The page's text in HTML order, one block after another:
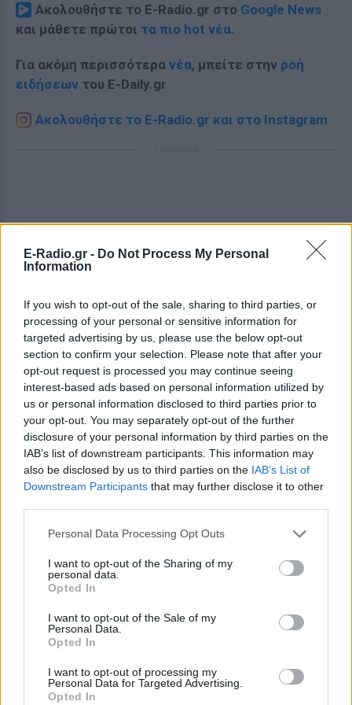
E-Radio.gr - Do Not Process My Personal
Information
If you wish to opt-out of the sale, sharing to third parties, or
processing of your personal or sensitive information for
targeted advertising by us, please use the below opt-out
section to confirm your selection. Please note that after your
opt-out request is processed you may continue seeing
interest-based ads based on personal information utilized by
us or personal information disclosed to third parties prior to
your opt-out. You may separately opt-out of the further
disclosure of your personal information by third parties on the
IAB’s list of downstream participants. This information may
also be disclosed by us to third parties on the IAB’s List of
Downstream Participants that may further disclose it to other
Personal Data Processing Opt Outs
I want to opt-out of the Sharing of my
personal data.
Opted In
I want to opt-out of the Sale of my
Personal Data.
Opted In
I want to opt-out of processing my
Personal Data for Targeted Advertising.
Opted In
Ακολουθήστε το E-Radio.gr στο Google News
και μάθετε πρώτοι τα πιο hot νέα.
Για ακόμη περισσότερα νέα, μπείτε στην ροή
ειδήσεων του E-Daily.gr
Ακολουθήστε το E-Radio.gr και στο Instagram
ΔΕΙΤΕ ΕΠΙΣΗΣ
ΣΤΗΝ ΙΔΙΑ ΚΑΤΗΓΟΡΙΑ
σκληραίνει τους όρους για τα
Πυρκαγιά στο διυλιστήριο της Τζαζάν
μετά από επίθεση drone - Η Τεχεράνη